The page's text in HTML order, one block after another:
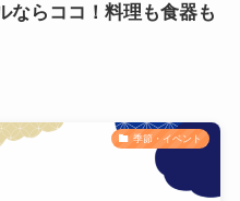
ならココ！料理も食器も
季節・イベント